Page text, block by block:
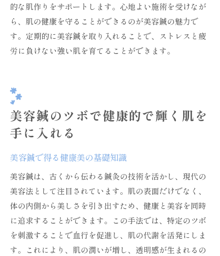
的な肌作りをサポートします。心地よい施術を受けなが
ら、肌の健康を守ることができるのが美容鍼の魅力で
す。定期的に美容鍼を取り入れることで、ストレスと疲
労に負けない強い肌を育てることができます。
美容鍼のツボで健康的で輝く肌を
手に入れる
美容鍼で得る健康美の基礎知識
美容鍼は、古くから伝わる鍼灸の技術を活かし、現代の
美容法として注目されています。肌の表面だけでなく、
体の内側から美しさを引き出すため、健康と美容を同時
に追求することができます。この手法では、特定のツボ
を刺激することで血行を促進し、肌の代謝を活発にしま
す。これにより、肌の潤いが増し、透明感が生まれるの